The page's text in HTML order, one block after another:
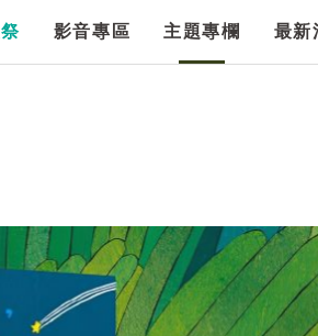
影音專區 主題專欄 最新